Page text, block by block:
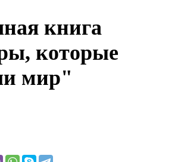
книга
которые
мир"